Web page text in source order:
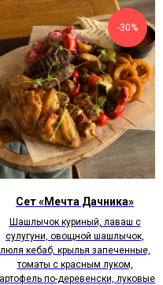
-30%
Сет «Мечта Дачника»
Шашлычок куриный, лаваш с
сулугуни, овощной шашлычок,
люля кебаб, крылья запеченные,
томаты с красным луком,
по-деревенски, луковые